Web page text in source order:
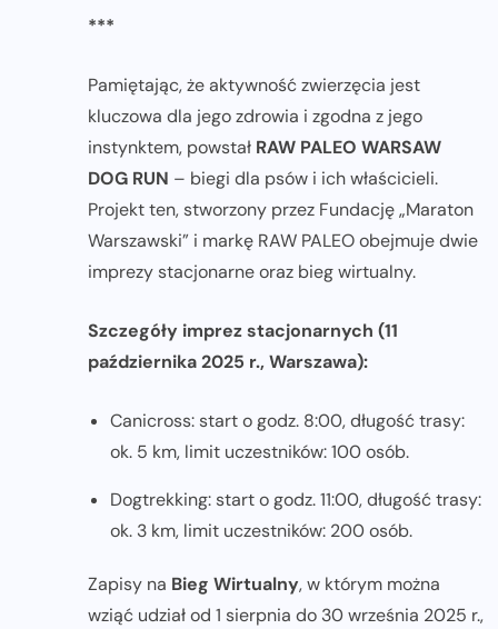
***
Pamiętając, że aktywność zwierzęcia jest
kluczowa dla jego zdrowia i zgodna z jego
instynktem, powstał RAW PALEO WARSAW
DOG RUN – biegi dla psów i ich właścicieli.
Projekt ten, stworzony przez Fundację „Maraton
Warszawski” i markę RAW PALEO obejmuje dwie
imprezy stacjonarne oraz bieg wirtualny.
Szczegóły imprez stacjonarnych (11
października 2025 r., Warszawa):
Canicross: start o godz. 8:00, długość trasy:
ok. 5 km, limit uczestników: 100 osób.
Dogtrekking: start o godz. 11:00, długość trasy:
ok. 3 km, limit uczestników: 200 osób.
Zapisy na Bieg Wirtualny, w którym można
wziąć udział od 1 sierpnia do 30 września 2025 r.,